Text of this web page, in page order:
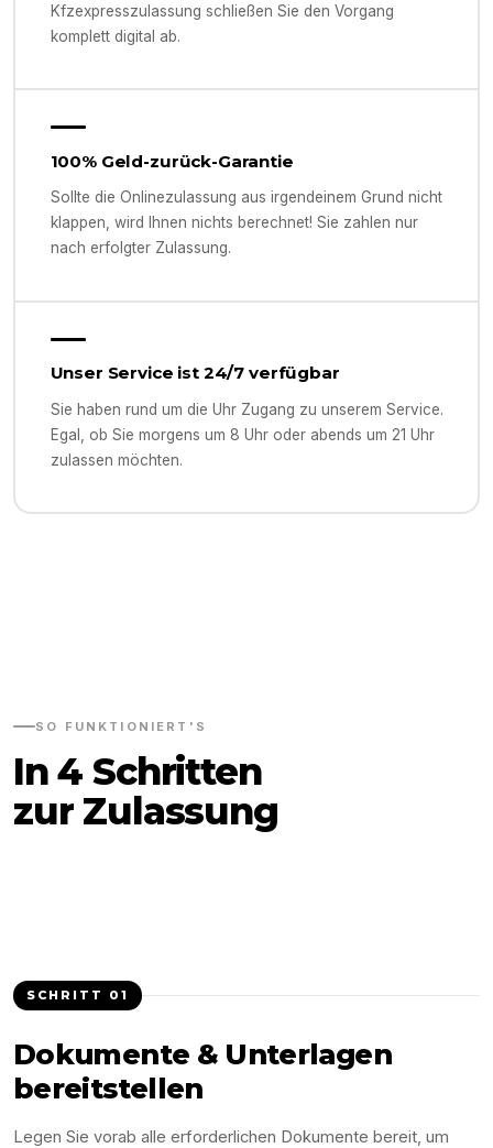
Kfzexpresszulassung schließen Sie den Vorgang
komplett digital ab.
100% Geld-zurück-Garantie
Sollte die Onlinezulassung aus irgendeinem Grund nicht
klappen, wird Ihnen nichts berechnet! Sie zahlen nur
nach erfolgter Zulassung.
Unser Service ist 24/7 verfügbar
Sie haben rund um die Uhr Zugang zu unserem Service.
Egal, ob Sie morgens um 8 Uhr oder abends um 21 Uhr
zulassen möchten.
SO FUNKTIONIERT'S
In 4 Schritten
zur Zulassung
SCHRITT 01
Dokumente & Unterlagen
bereitstellen
Legen Sie vorab alle erforderlichen Dokumente bereit, um